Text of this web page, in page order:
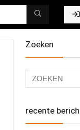
Zoeken
recente